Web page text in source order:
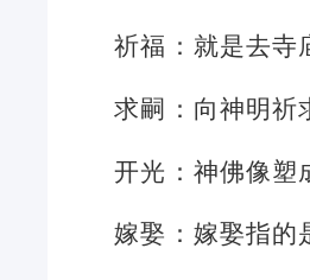
祈福：就是去寺
求嗣：向神明祈
开光：神佛像塑
嫁娶：嫁娶指的